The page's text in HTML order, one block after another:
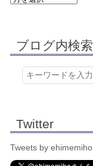
ブログ内検索
Twitter
Tweets by ehimemiho